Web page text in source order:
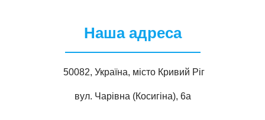
Наша адреса
50082, Україна, місто Кривий Ріг
вул. Чарівна (Косигіна), 6а